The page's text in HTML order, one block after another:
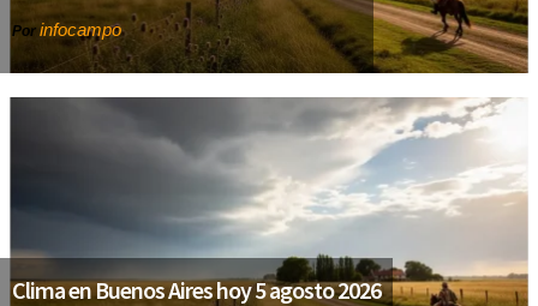
Por infocampo
Clima en Buenos Aires hoy 5 agosto 2026